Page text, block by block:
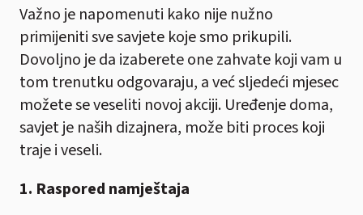
Važno je napomenuti kako nije nužno
primijeniti sve savjete koje smo prikupili.
Dovoljno je da izaberete one zahvate koji vam u
tom trenutku odgovaraju, a već sljedeći mjesec
možete se veseliti novoj akciji. Uređenje doma,
savjet je naših dizajnera, može biti proces koji
traje i veseli.
1. Raspored namještaja